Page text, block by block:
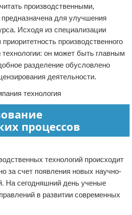
производственными,
для улучшения
Исходя из специализации
производственного
технологии: он может быть главным
разделение обусловлено
деятельности.
процессов
технологий происходит
за счет появления новых научно-
На сегодняшний день ученые
в развитии современных